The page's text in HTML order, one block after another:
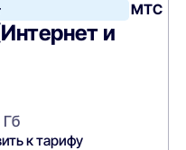
МТС
и
Гб
к тарифу